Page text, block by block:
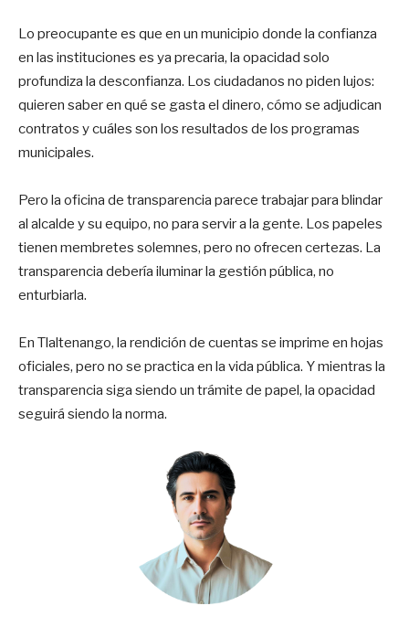
Lo preocupante es que en un municipio donde la confianza
en las instituciones es ya precaria, la opacidad solo
profundiza la desconfianza. Los ciudadanos no piden lujos:
quieren saber en qué se gasta el dinero, cómo se adjudican
contratos y cuáles son los resultados de los programas
municipales.
Pero la oficina de transparencia parece trabajar para blindar
al alcalde y su equipo, no para servir a la gente. Los papeles
tienen membretes solemnes, pero no ofrecen certezas. La
transparencia debería iluminar la gestión pública, no
enturbiarla.
En Tlaltenango, la rendición de cuentas se imprime en hojas
oficiales, pero no se practica en la vida pública. Y mientras la
transparencia siga siendo un trámite de papel, la opacidad
seguirá siendo la norma.